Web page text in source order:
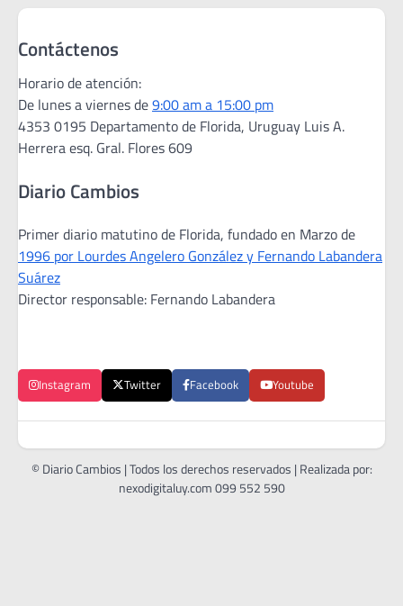
Contáctenos
Horario de atención:
De lunes a viernes de9:00 am a 15:00 pm
4353 0195 Departamento de Florida, Uruguay Luis A.
Herrera esq. Gral. Flores 609
Diario Cambios
Primer diario matutino de Florida, fundado en Marzo de
1996 por Lourdes Angelero González y Fernando Labandera
Suárez
Director responsable: Fernando Labandera
Instagram Twitter Facebook Youtube